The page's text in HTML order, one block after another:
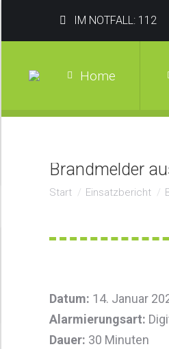
IM NOTFALL: 112
Home
Brandmelder
Sie befinden sich hier:
Start Einsatzbericht
Datum: 14. Januar
Alarmierungsart:
Dauer: 30 Minuten